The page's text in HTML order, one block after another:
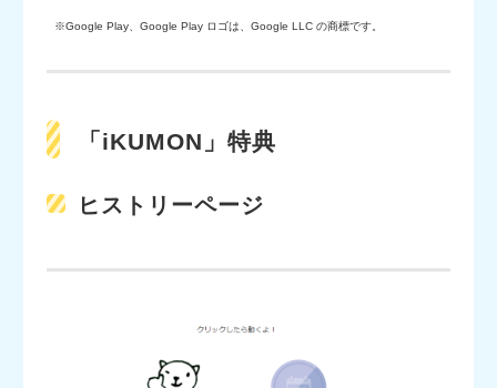
※Google Play、Google Play ロゴは、Google LLC の商標です。
「iKUMON」特典
ヒストリーページ